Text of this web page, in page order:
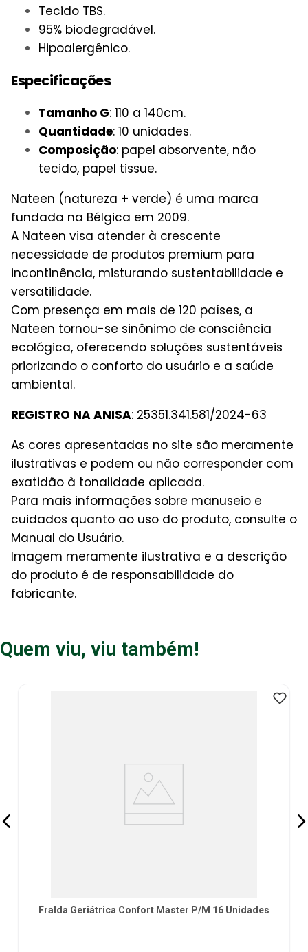
Tecido TBS.
95% biodegradável.
Hipoalergênico.
Especificações
Tamanho G: 110 a 140cm.
Quantidade: 10 unidades.
Composição: papel absorvente, não
tecido, papel tissue.
Nateen (natureza + verde) é uma marca
fundada na Bélgica em 2009.
A Nateen visa atender à crescente
necessidade de produtos premium para
incontinência, misturando sustentabilidade e
versatilidade.
Com presença em mais de 120 países, a
Nateen tornou-se sinônimo de consciência
ecológica, oferecendo soluções sustentáveis
priorizando o conforto do usuário e a saúde
ambiental.
REGISTRO NA ANISA: 25351.341.581/2024-63
As cores apresentadas no site são meramente
ilustrativas e podem ou não corresponder com
exatidão à tonalidade aplicada.
Para mais informações sobre manuseio e
cuidados quanto ao uso do produto, consulte o
Manual do Usuário.
Imagem meramente ilustrativa e a descrição
do produto é de responsabilidade do
fabricante.
Quem viu, viu também!
Fralda Geriátrica Confort Master P/M 16 Unidades